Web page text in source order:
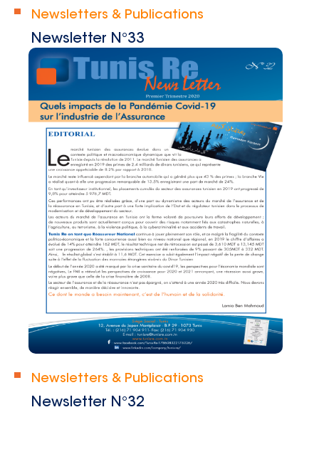
Newsletters & Publications
Newsletter N°33
Newsletters & Publications
Newsletter N°32